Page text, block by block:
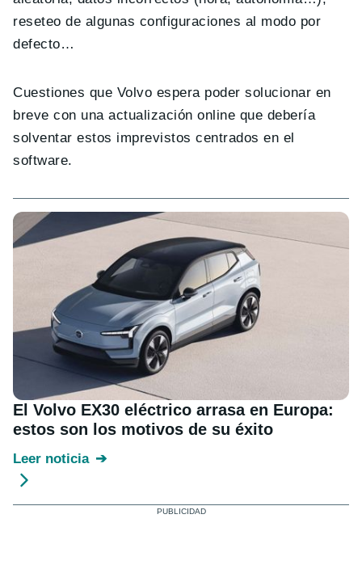
reseteo de algunas configuraciones al modo por
defecto…
Cuestiones que Volvo espera poder solucionar en
breve con una actualización online que debería
solventar estos imprevistos centrados en el
software.
El Volvo EX30 eléctrico arrasa en Europa:
estos son los motivos de su éxito
Leer noticia